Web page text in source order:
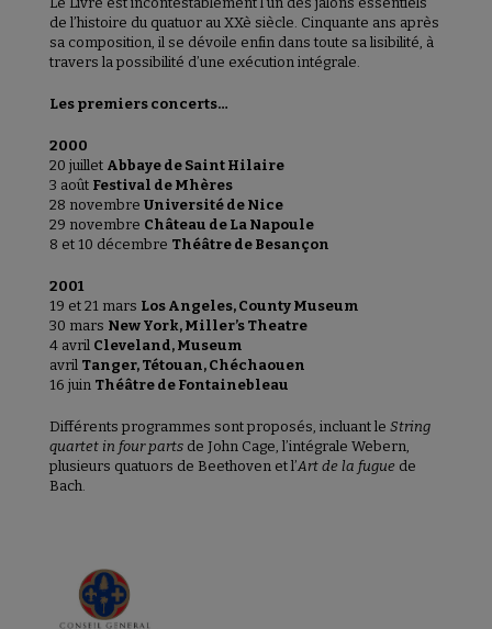
de l’histoire du quatuor au XXè siècle. Cinquante ans après
sa composition, il se dévoile enfin dans toute sa lisibilité, à
travers la possibilité d’une exécution intégrale.
Les premiers concerts…
2000
20 juillet Abbaye de Saint Hilaire
3 août Festival de Mhères
28 novembre Université de Nice
29 novembre Château de La Napoule
8 et 10 décembre Théâtre de Besançon
2001
19 et 21 mars Los Angeles, County Museum
30 mars New York, Miller’s Theatre
4 avril Cleveland, Museum
avril Tanger, Tétouan, Chéchaouen
16 juin Théâtre de Fontainebleau
Différents programmes sont proposés, incluant le String
quartet in four partsde John Cage, l’intégrale Webern,
plusieurs quatuors de Beethoven et l’Art de la fuguede
Bach.